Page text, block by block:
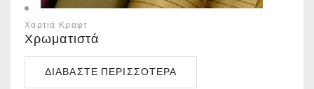
Χαρτιά Κραφτ
Χρωματιστά
ΔΙΑΒΆΣΤΕ ΠΕΡΙΣΣΌΤΕΡΑ